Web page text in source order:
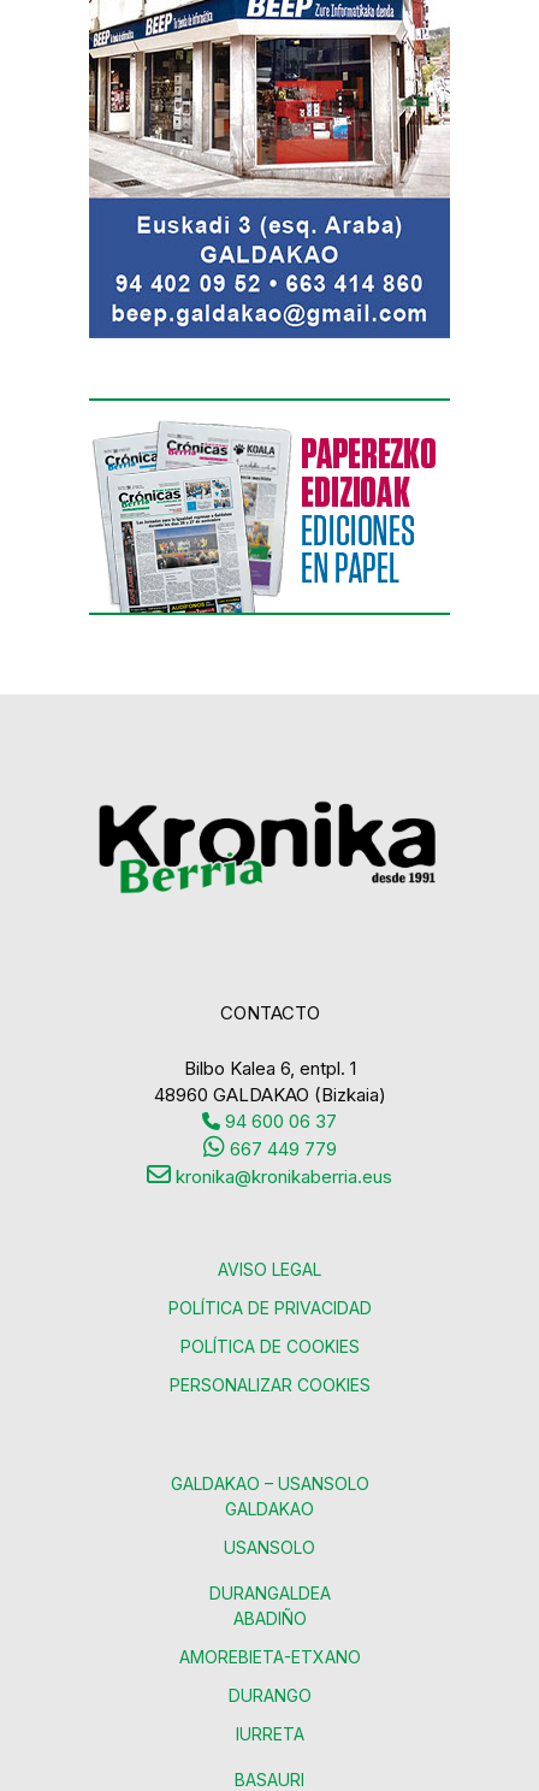
CONTACTO
Bilbo Kalea 6, entpl. 1
48960 GALDAKAO (Bizkaia)
94 600 06 37
667 449 779
kronika@kronikaberria.eus
AVISO LEGAL
POLÍTICA DE PRIVACIDAD
POLÍTICA DE COOKIES
PERSONALIZAR COOKIES
GALDAKAO – USANSOLO
GALDAKAO
USANSOLO
DURANGALDEA
ABADIÑO
AMOREBIETA-ETXANO
DURANGO
IURRETA
BASAURI